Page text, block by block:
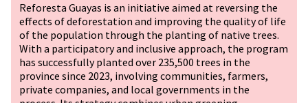
Reforesta Guayas is an initiative aimed at reversing the
effects of deforestation and improving the quality of life
of the population through the planting of native trees.
With a participatory and inclusive approach, the program
has successfully planted over 235,500 trees in the
province since 2023, involving communities, farmers,
private companies, and local governments in the